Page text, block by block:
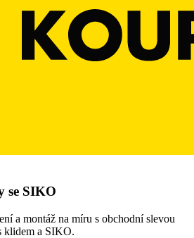
se SIKO
a montáž na míru s obchodní slevou
klidem a SIKO.